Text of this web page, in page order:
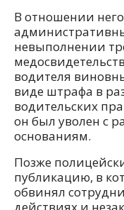
В отношении
невыполнении
водителя
виде штрафа в
водительских
он был уволен с
основаниям.
Позже
публикацию, в
обвинял